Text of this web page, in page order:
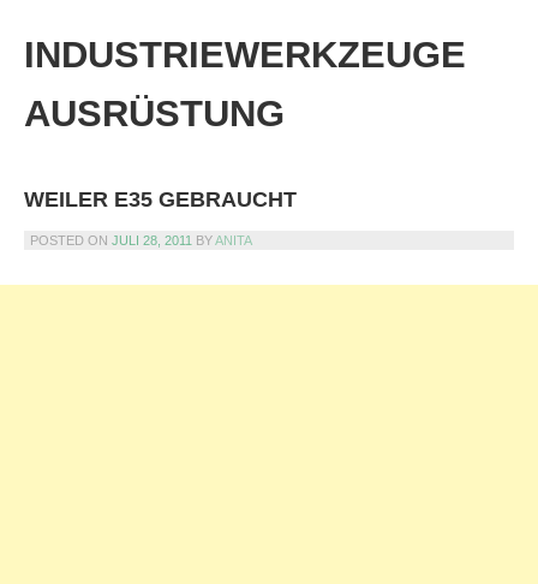
content
INDUSTRIEWERKZEUGE
AUSRÜSTUNG
WEILER E35 GEBRAUCHT
POSTED ON JULI 28, 2011 BYANITA